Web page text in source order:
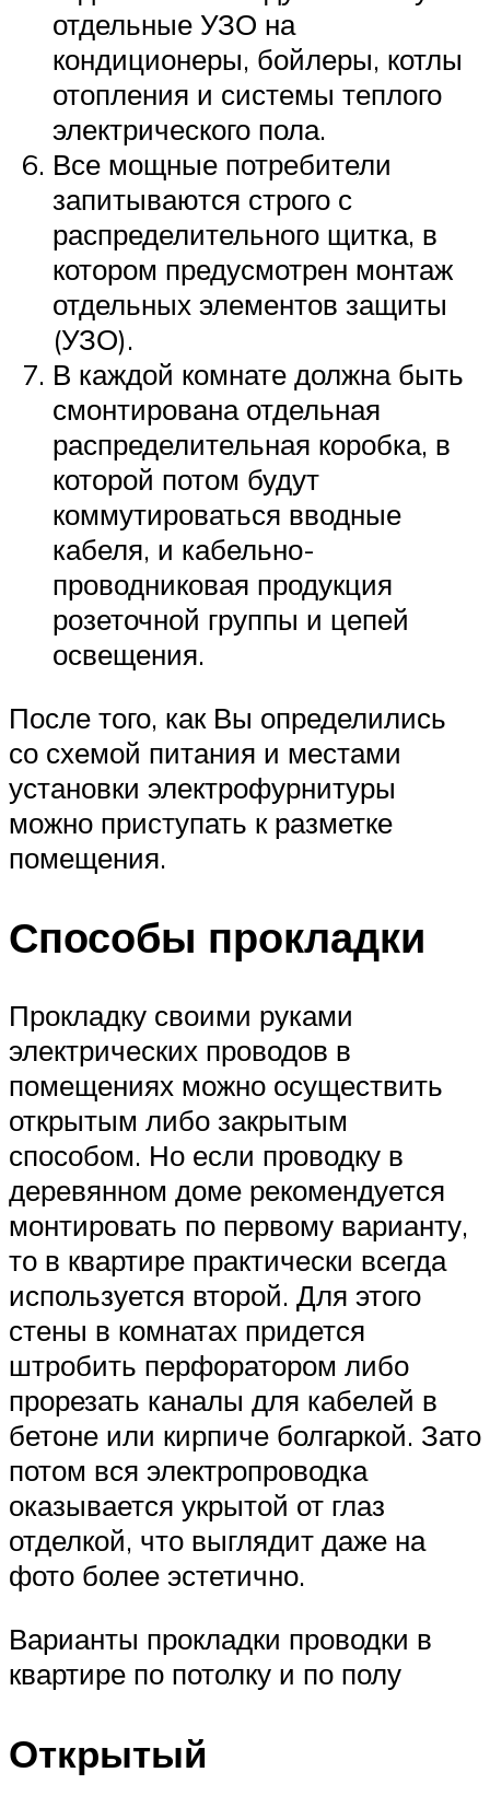
отдельные УЗО на
кондиционеры, бойлеры, котлы
отопления и системы теплого
электрического пола.
Все мощные потребители
запитываются строго с
распределительного щитка, в
котором предусмотрен монтаж
отдельных элементов защиты
(УЗО).
В каждой комнате должна быть
смонтирована отдельная
распределительная коробка, в
которой потом будут
коммутироваться вводные
кабеля, и кабельно-
проводниковая продукция
розеточной группы и цепей
освещения.
После того, как Вы определились
со схемой питания и местами
установки электрофурнитуры
можно приступать к разметке
помещения.
Способы прокладки
Прокладку своими руками
электрических проводов в
помещениях можно осуществить
открытым либо закрытым
способом. Но если проводку в
деревянном доме рекомендуется
монтировать по первому варианту,
то в квартире практически всегда
используется второй. Для этого
стены в комнатах придется
штробить перфоратором либо
прорезать каналы для кабелей в
бетоне или кирпиче болгаркой. Зато
потом вся электропроводка
оказывается укрытой от глаз
отделкой, что выглядит даже на
фото более эстетично.
Варианты прокладки проводки в
квартире по потолку и по полу
Открытый